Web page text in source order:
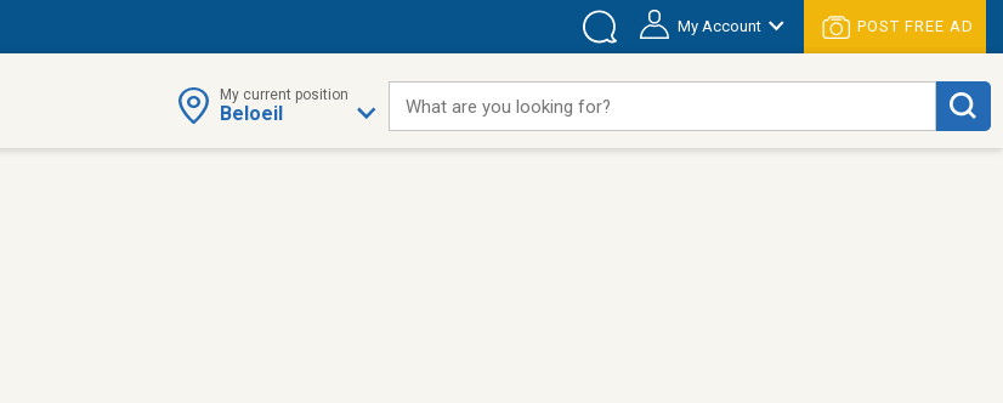
My Account POST FREE AD
My current position
Beloeil What are you looking for?